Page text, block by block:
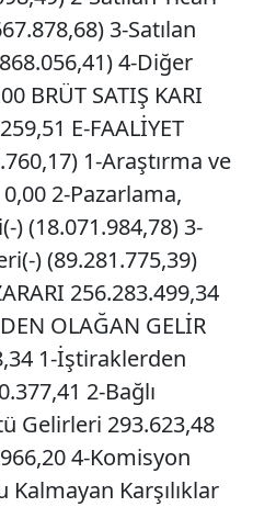
3-Satılan
4-Diğer
BRÜT SATIŞ KARI
E-FAALİYET
1-Araştırma ve
2-Pazarlama,
) (18.071.984,78) 3-
) (89.281.775,39)
256.283.499,34
OLAĞAN GELİR
1-İştiraklerden
2-Bağlı
Gelirleri 293.623,48
4-Komisyon
Karşılıklar